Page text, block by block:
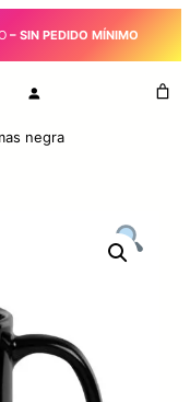
– SIN PEDIDO MÍNIMO
negra